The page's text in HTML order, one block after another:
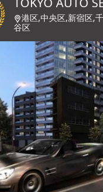
港区,中央区,新宿区,
谷区